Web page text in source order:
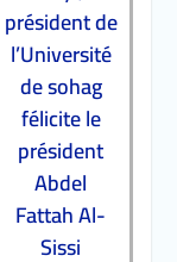
président de
l’Université
de sohag
félicite le
président
Abdel
Fattah Al-
Sissi